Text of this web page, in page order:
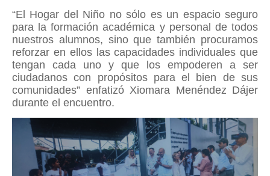
“El Hogar del Niño no sólo es un espacio seguro
para la formación académica y personal de todos
nuestros alumnos, sino que también procuramos
reforzar en ellos las capacidades individuales que
tengan cada uno y que los empoderen a ser
ciudadanos con propósitos para el bien de sus
comunidades” enfatizó Xiomara Menéndez Dájer
durante el encuentro.